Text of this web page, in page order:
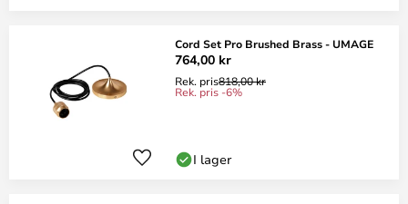
Cord Set Pro Brushed Brass - UMAGE
764,00 kr
Rek. pris818,00 kr
Rek. pris -6%
I lager